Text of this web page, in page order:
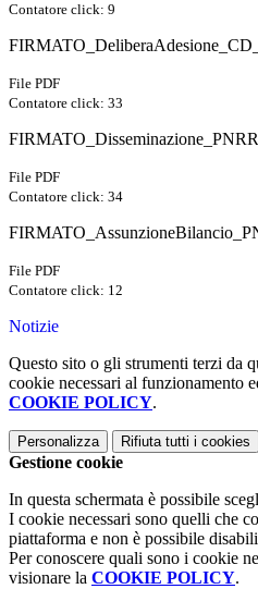
Contatore click: 9
File PDF
Contatore click: 33
File PDF
Contatore click: 34
File PDF
Contatore click: 12
Notizie
Questo sito o gli strumenti terzi da
cookie necessari al funzionamento
COOKIE POLICY.
Personalizza Rifiuta tutti i cookies
Gestione cookie
In questa schermata è possibile
I cookie necessari sono quelli che
piattaforma e non è possibile
Per conoscere quali sono i cookie
visionare la COOKIE POLICY.